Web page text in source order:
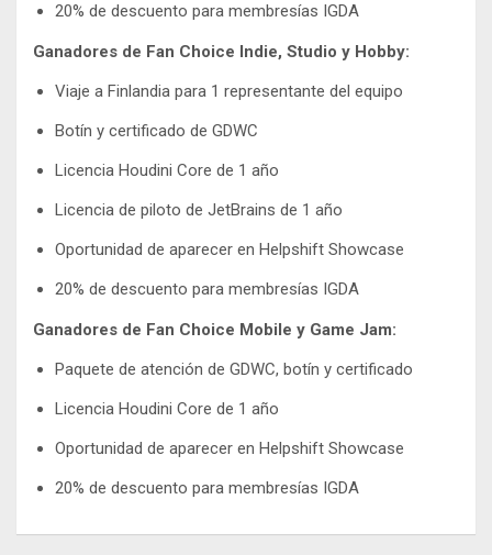
20% de descuento para membresías IGDA
Ganadores de Fan Choice Indie, Studio y Hobby:
Viaje a Finlandia para 1 representante del equipo
Botín y certificado de GDWC
Licencia Houdini Core de 1 año
Licencia de piloto de JetBrains de 1 año
Oportunidad de aparecer en Helpshift Showcase
20% de descuento para membresías IGDA
Ganadores de Fan Choice Mobile y Game Jam:
Paquete de atención de GDWC, botín y certificado
Licencia Houdini Core de 1 año
Oportunidad de aparecer en Helpshift Showcase
20% de descuento para membresías IGDA